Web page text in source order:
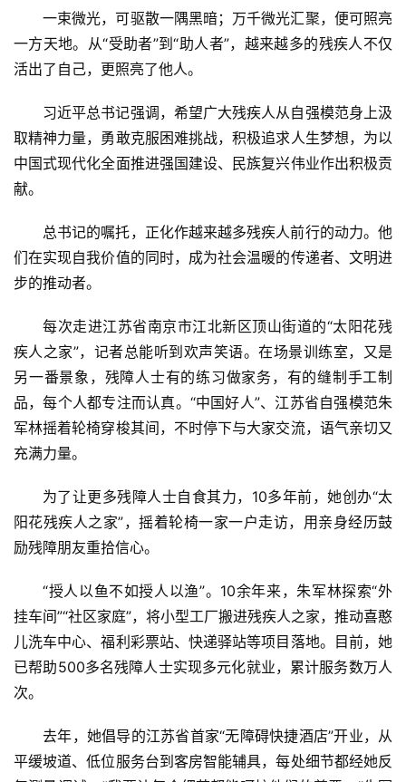
一束微光，可驱散一隅黑暗；万千微光汇聚，便可照亮
一方天地。从“受助者”到“助人者”，越来越多的残疾人不仅
活出了自己，更照亮了他人。
习近平总书记强调，希望广大残疾人从自强模范身上汲
取精神力量，勇敢克服困难挑战，积极追求人生梦想，为以
中国式现代化全面推进强国建设、民族复兴伟业作出积极贡
献。
总书记的嘱托，正化作越来越多残疾人前行的动力。他
们在实现自我价值的同时，成为社会温暖的传递者、文明进
步的推动者。
每次走进江苏省南京市江北新区顶山街道的“太阳花残
疾人之家”，记者总能听到欢声笑语。在场景训练室，又是
另一番景象，残障人士有的练习做家务，有的缝制手工制
品，每个人都专注而认真。“中国好人”、江苏省自强模范朱
军林摇着轮椅穿梭其间，不时停下与大家交流，语气亲切又
充满力量。
为了让更多残障人士自食其力，10多年前，她创办“太
阳花残疾人之家”，摇着轮椅一家一户走访，用亲身经历鼓
励残障朋友重拾信心。
“授人以鱼不如授人以渔”。10余年来，朱军林探索“外
挂车间”“社区家庭”，将小型工厂搬进残疾人之家，推动喜憨
儿洗车中心、福利彩票站、快递驿站等项目落地。目前，她
已帮助500多名残障人士实现多元化就业，累计服务数万人
次。
去年，她倡导的江苏省首家“无障碍快捷酒店”开业，从
平缓坡道、低位服务台到客房智能辅具，每处细节都经她反